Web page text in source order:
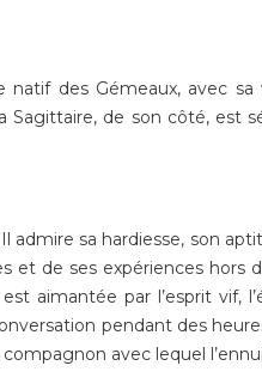
des Gémeaux, avec sa
de son côté, est
sa hardiesse, son
et de ses expériences
aimantée par l’esprit vif,
pendant des
avec lequel l’ennui